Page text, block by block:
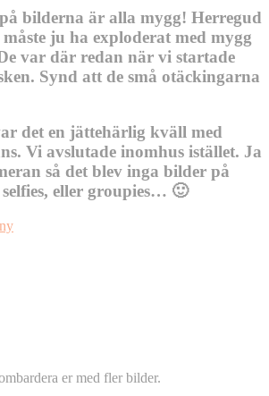
bilderna är alla mygg! Herregud
ju ha exploderat med mygg
var där redan när vi startade
Synd att de små otäckingarna
det en jättehärlig kväll med
Vi avslutade inomhus istället. Ja
så det blev inga bilder på
eller groupies… 🙂
er med fler bilder.